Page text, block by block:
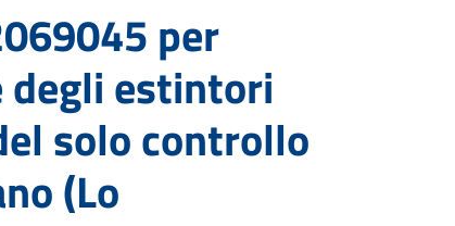
per
degli estintori
solo controllo
(Lo